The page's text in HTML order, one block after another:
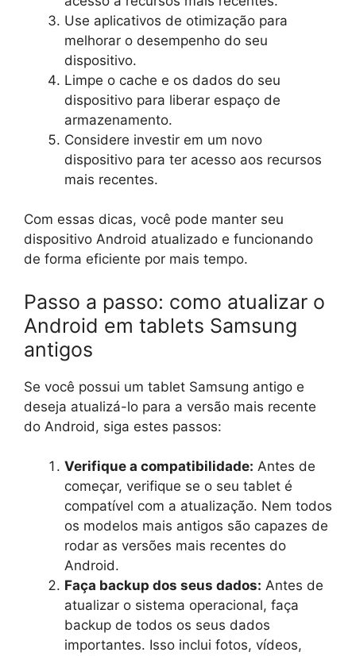
Use aplicativos de otimização para
melhorar o desempenho do seu
dispositivo.
Limpe o cache e os dados do seu
dispositivo para liberar espaço de
armazenamento.
Considere investir em um novo
dispositivo para ter acesso aos recursos
mais recentes.
Com essas dicas, você pode manter seu
dispositivo Android atualizado e funcionando
de forma eficiente por mais tempo.
Passo a passo: como atualizar o
Android em tablets Samsung
antigos
Se você possui um tablet Samsung antigo e
deseja atualizá-lo para a versão mais recente
do Android, siga estes passos:
Verifique a compatibilidade: Antes de
começar, verifique se o seu tablet é
compatível com a atualização. Nem todos
os modelos mais antigos são capazes de
rodar as versões mais recentes do
Android.
Faça backup dos seus dados: Antes de
atualizar o sistema operacional, faça
backup de todos os seus dados
importantes. Isso inclui fotos, vídeos,